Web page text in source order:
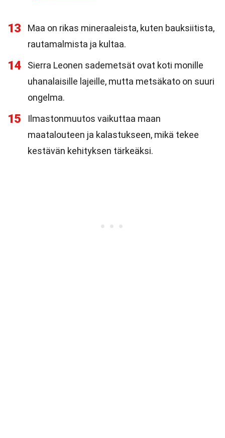
13
Maa on rikas mineraaleista, kuten bauksiitista,
rautamalmista ja kultaa.
14
Sierra Leonen sademetsät ovat koti monille
uhanalaisille lajeille, mutta metsäkato on suuri
ongelma.
15
Ilmastonmuutos vaikuttaa maan
maatalouteen ja kalastukseen, mikä tekee
kestävän kehityksen tärkeäksi.